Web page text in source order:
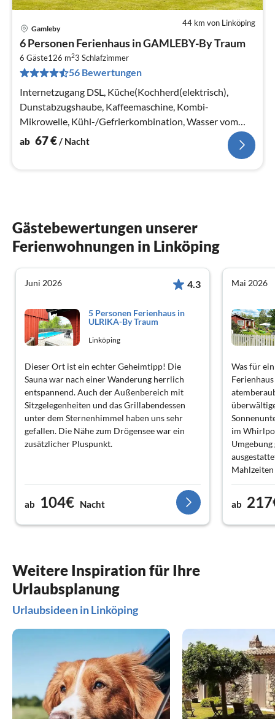
44 km von Linköping
Gamleby
6 Personen Ferienhaus in GAMLEBY-By Traum
6 Gäste126 m23 Schlafzimmer
56 Bewertungen
Internetzugang DSL, Küche(Kochherd(elektrisch),
Dunstabzugshaube, Kaffeemaschine, Kombi-
Mikrowelle, Kühl-/Gefrierkombination, Wasser vom
Brunnen)
ab 67€/ Nacht
Gästebewertungen unserer
Ferienwohnungen in Linköping
Juni 2026 4.3
5 Personen Ferienhaus in
ULRIKA-By Traum
Linköping
Dieser Ort ist ein echter Geheimtipp! Die
Sauna war nach einer Wanderung herrlich
entspannend. Auch der Außenbereich mit
Sitzgelegenheiten und das Grillabendessen
unter dem Sternenhimmel haben uns sehr
gefallen. Die Nähe zum Drögensee war ein
zusätzlicher Pluspunkt.
ab 104€ Nacht
Mai 2026
Was für
im
Ort für
ab
Weitere Inspiration für Ihre
Urlaubsplanung
Urlaubsideen in Linköping